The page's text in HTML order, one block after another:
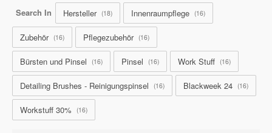
Search In Hersteller 18 Innenraumpflege 16
Zubehör 16 Pflegezubehör 16
Bürsten und Pinsel 16 Pinsel 16 Work Stuff 16
Detailing Brushes - Reinigungspinsel 16 Blackweek 24 16
Workstuff 30% 16